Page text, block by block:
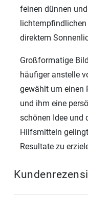
feinen dünnen
direktem
Großformatige
häufiger anstelle
gewählt um einen
und ihm eine
schönen Idee und
Hilfsmitteln
Resultate zu